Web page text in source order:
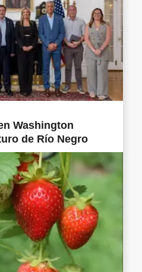
Washington
de Río Negro